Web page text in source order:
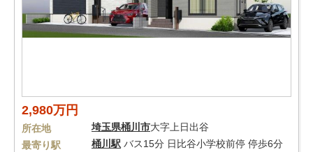
2,980万円
所在地 埼玉県桶川市大字上日出谷
最寄り駅
桶川駅 バス15分 日比谷小学校前停 停歩6分